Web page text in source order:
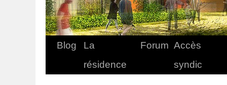
Blog
La
résidence
Forum Accès
syndic